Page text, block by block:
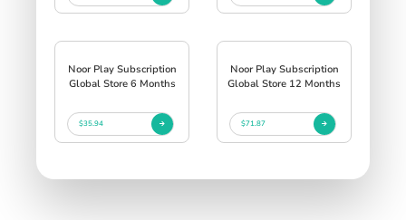
Noor Play Subscription
Global Store 6 Months
$35.94
Noor Play Subscription
Global Store 12 Months
$71.87